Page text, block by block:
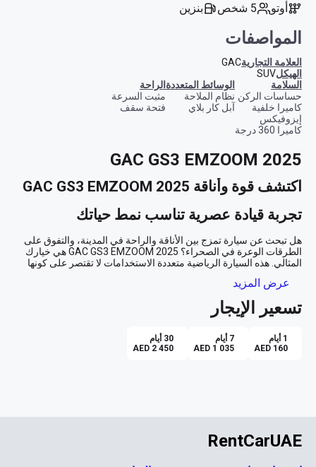
أوتو
5 شخص بنزين
المواصفات
العلامة التجاريةGAC
الهيكلSUV
السلامة
حساسات الركن
كاميرا خلفية
إيزوفيكس
كاميرا 360 درجة
الوسائط المتعددة
نظام الملاحة
آبل كار بلاي
الراحة
مثبت السرعة
فتحة سقف
GAC GS3 EMZOOM 2025
اكتشف قوة وأناقة GAC GS3 EMZOOM 2025
تجربة قيادة عصرية تناسب نمط حياتك
راحة بلا حدود وتقنيات متقدمة
عرض المزيد
تسعير الإيجار
1 أيام
AED 160
7 أيام
AED 1 035
30 أيام
AED 2 450
RentCarUAE